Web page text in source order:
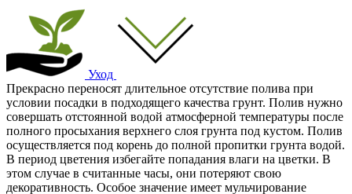
Уход
Прекрасно переносят длительное отсутствие полива при
условии посадки в подходящего качества грунт. Полив нужно
совершать отстоянной водой атмосферной температуры после
полного просыхания верхнего слоя грунта под кустом. Полив
осуществляется под корень до полной пропитки грунта водой.
В период цветения избегайте попадания влаги на цветки. В
этом случае в считанные часы, они потеряют свою
декоративность. Особое значение имеет мульчирование